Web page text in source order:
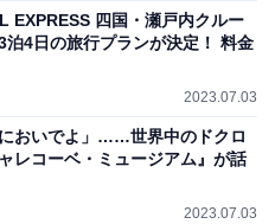
EXPRESS 四国・瀬戸内クルー
泊4日の旅行プランが決定！ 料金
2023.07.03
においでよ」……世界中のドクロ
レコーベ・ミュージアム』が話
2023.07.03